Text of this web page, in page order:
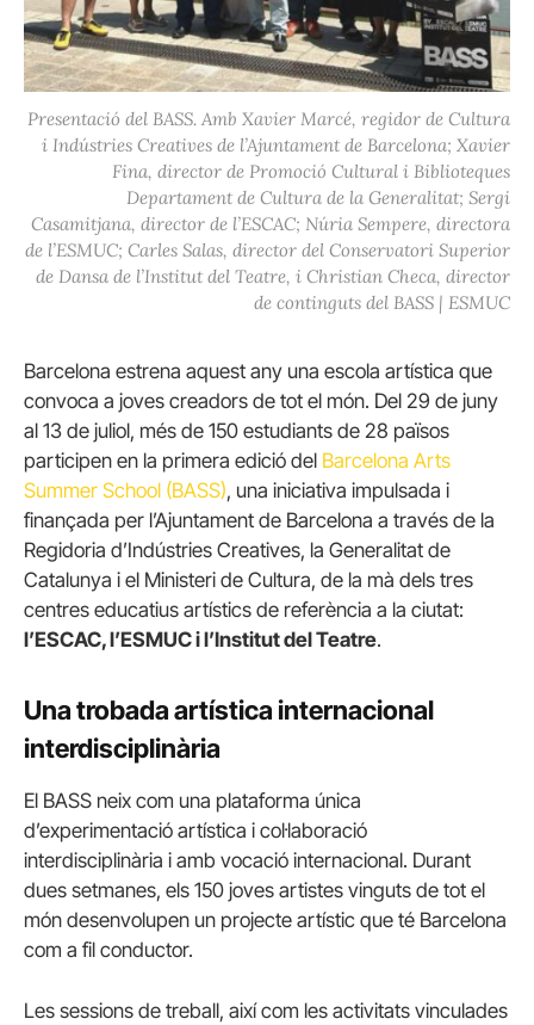
Presentació del BASS. Amb Xavier Marcé, regidor de Cultura
i Indústries Creatives de l’Ajuntament de Barcelona; Xavier
Fina, director de Promoció Cultural i Biblioteques
Departament de Cultura de la Generalitat; Sergi
Casamitjana, director de l’ESCAC; Núria Sempere, directora
de l’ESMUC; Carles Salas, director del Conservatori Superior
de Dansa de l’Institut del Teatre, i Christian Checa, director
de continguts del BASS | ESMUC
Barcelona estrena aquest any una escola artística que
convoca a joves creadors de tot el món. Del 29 de juny
al 13 de juliol, més de 150 estudiants de 28 països
participen en la primera edició del Barcelona Arts
Summer School (BASS), una iniciativa impulsada i
finançada per l’Ajuntament de Barcelona a través de la
Regidoria d’Indústries Creatives, la Generalitat de
Catalunya i el Ministeri de Cultura, de la mà dels tres
centres educatius artístics de referència a la ciutat:
l’ESCAC, l’ESMUC i l’Institut del Teatre.
Una trobada artística internacional
interdisciplinària
El BASS neix com una plataforma única
d’experimentació artística i col·laboració
interdisciplinària i amb vocació internacional. Durant
dues setmanes, els 150 joves artistes vinguts de tot el
món desenvolupen un projecte artístic que té Barcelona
com a fil conductor.
Les sessions de treball, així com les activitats vinculades